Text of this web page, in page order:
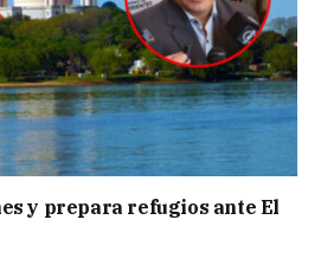
y prepara refugios ante El